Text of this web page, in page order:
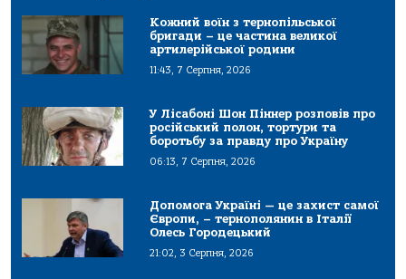
Кожний воїн з тернопільської
бригади – це частина великої
артилерійської родини
11:43, 7 Серпня, 2026
У Лісабоні Шон Піннер розповів про
російський полон, тортури та
боротьбу за правду про Україну
06:13, 7 Серпня, 2026
Допомога Україні — це захист самої
Європи, – тернополянин в Італії
Олесь Городецький
21:02, 3 Серпня, 2026